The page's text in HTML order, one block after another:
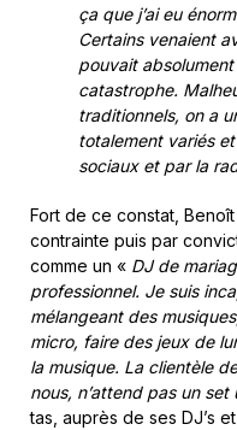
ça que j’ai eu
Certains venaient
pouvait
catastrophe.
traditionnels, on a
totalement variés
sociaux et par la
Fort de ce constat,
contrainte puis par
comme un « DJ de
professionnel. Je suis
mélangeant des
micro, faire des jeux de
la musique. La clientèle
nous, n’attend pas un set
tas, auprès de ses DJ’s